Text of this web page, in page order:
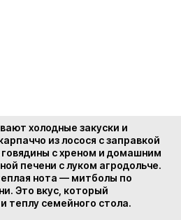
холодные закуски и
из лосося с заправкой
говядины с хреном и домашним
печени с луком агродольче.
нота — митболы по
Это вкус, который
теплу семейного стола.